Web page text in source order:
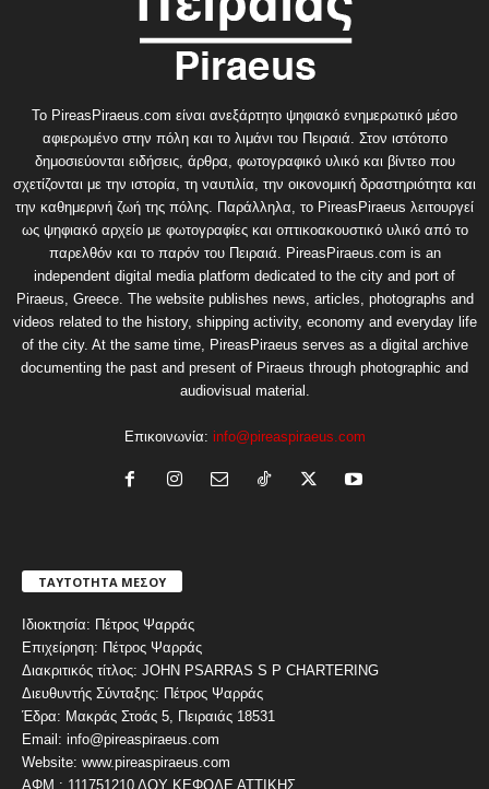
Το PireasPiraeus.com είναι ανεξάρτητο ψηφιακό ενημερωτικό μέσο
αφιερωμένο στην πόλη και το λιμάνι του Πειραιά. Στον ιστότοπο
δημοσιεύονται ειδήσεις, άρθρα, φωτογραφικό υλικό και βίντεο που
σχετίζονται με την ιστορία, τη ναυτιλία, την οικονομική δραστηριότητα και
την καθημερινή ζωή της πόλης. Παράλληλα, το PireasPiraeus λειτουργεί
ως ψηφιακό αρχείο με φωτογραφίες και οπτικοακουστικό υλικό από το
παρελθόν και το παρόν του Πειραιά. PireasPiraeus.com is an
independent digital media platform dedicated to the city and port of
Piraeus, Greece. The website publishes news, articles, photographs and
videos related to the history, shipping activity, economy and everyday life
of the city. At the same time, PireasPiraeus serves as a digital archive
documenting the past and present of Piraeus through photographic and
audiovisual material.
Επικοινωνία: info@pireaspiraeus.com
ΤΑΥΤΟΤΗΤΑ ΜΕΣΟΥ
Ιδιοκτησία: Πέτρος Ψαρράς
Επιχείρηση: Πέτρος Ψαρράς
Διακριτικός τίτλος: JOHN PSARRAS S P CHARTERING
Διευθυντής Σύνταξης: Πέτρος Ψαρράς
Έδρα: Μακράς Στοάς 5, Πειραιάς 18531
Email: info@pireaspiraeus.com
Website: www.pireaspiraeus.com
ΑΦΜ : 111751210 ΔΟΥ ΚΕΦΟΔΕ ΑΤΤΙΚΗΣ